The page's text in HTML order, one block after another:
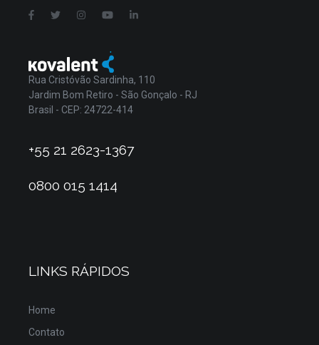
Rua Cristóvão Sardinha, 110
Jardim Bom Retiro - São Gonçalo - RJ
Brasil - CEP: 24722-414
+55 21 2623-1367
0800 015 1414
LINKS RÁPIDOS
Home
Contato